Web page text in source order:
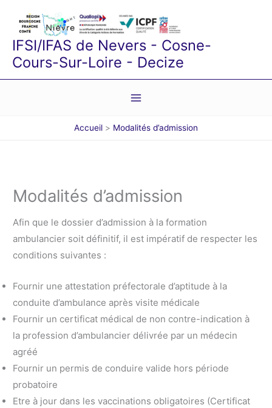
IFSI/IFAS de Nevers - Cosne-
Cours-Sur-Loire - Decize
Accueil Modalités d’admission
Modalités d’admission
Afin que le dossier d’admission à la formation
ambulancier soit définitif, il est impératif de respecter les
conditions suivantes :
Fournir une attestation préfectorale d’aptitude à la
conduite d’ambulance après visite médicale
Fournir un certificat médical de non contre-indication à
la profession d’ambulancier délivrée par un médecin
agréé
Fournir un permis de conduire valide hors période
probatoire
Etre à jour dans les vaccinations obligatoires (Certificat